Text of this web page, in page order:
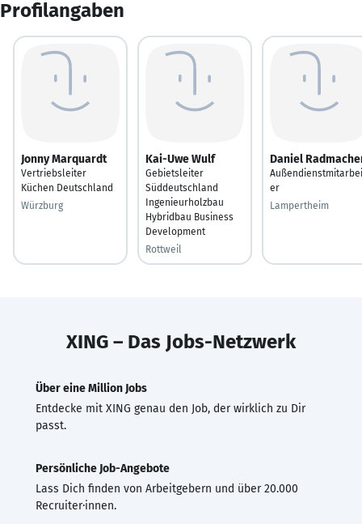
Profilangaben
Jonny Marquardt
Vertriebsleiter
Küchen Deutschland
Würzburg
Kai-Uwe Wulf
Gebietsleiter
Süddeutschland
Ingenieurholzbau
Hybridbau Business
Development
Rottweil
Daniel
er
Lampertheim
XING – Das Jobs-Netzwerk
Über eine Million Jobs
Entdecke mit XING genau den Job, der wirklich zu Dir
passt.
Persönliche Job-Angebote
Lass Dich finden von Arbeitgebern und über 20.000
Recruiter·innen.